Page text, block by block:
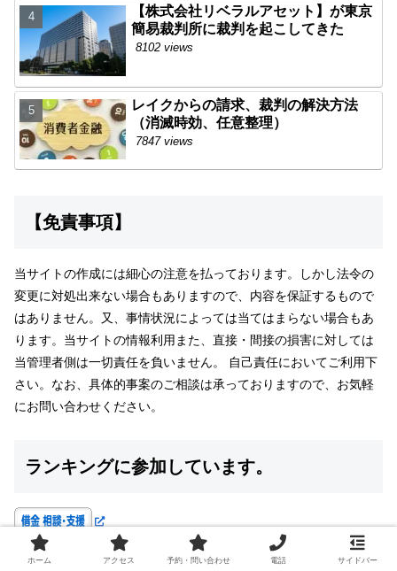
【株式会社リベラルアセット】が東京
簡易裁判所に裁判を起こしてきた
8102 views
レイクからの請求、裁判の解決方法
（消滅時効、任意整理）
7847 views
【免責事項】
当サイトの作成には細心の注意を払っております。しかし法令の
変更に対処出来ない場合もありますので、内容を保証するもので
はありません。又、事情状況によっては当てはまらない場合もあ
ります。当サイトの情報利用また、直接・間接の損害に対しては
当管理者側は一切責任を負いません。 自己責任においてご利用下
さい。なお、具体的事案のご相談は承っておりますので、お気軽
にお問い合わせください。
ランキングに参加しています。
にほんブログ村
ホーム アクセス 予約・問い合わせ 電話 サイドバー